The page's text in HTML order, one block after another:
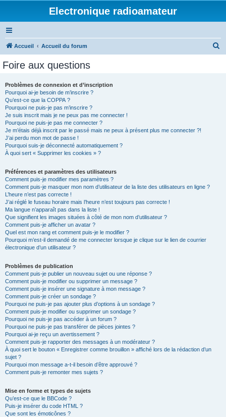
Electronique radioamateur
Accueil Accueil du forum
Foire aux questions
Problèmes de connexion et d’inscription
Pourquoi ai-je besoin de m’inscrire ?
Qu’est-ce que la COPPA ?
Pourquoi ne puis-je pas m’inscrire ?
Je suis inscrit mais je ne peux pas me connecter !
Pourquoi ne puis-je pas me connecter ?
Je m’étais déjà inscrit par le passé mais ne peux à présent plus me connecter ?!
J’ai perdu mon mot de passe !
Pourquoi suis-je déconnecté automatiquement ?
À quoi sert « Supprimer les cookies » ?
Préférences et paramètres des utilisateurs
Comment puis-je modifier mes paramètres ?
Comment puis-je masquer mon nom d’utilisateur de la liste des utilisateurs en ligne ?
L’heure n’est pas correcte !
J’ai réglé le fuseau horaire mais l’heure n’est toujours pas correcte !
Ma langue n’apparaît pas dans la liste !
Que signifient les images situées à côté de mon nom d’utilisateur ?
Comment puis-je afficher un avatar ?
Quel est mon rang et comment puis-je le modifier ?
Pourquoi m’est-il demandé de me connecter lorsque je clique sur le lien de courrier
électronique d’un utilisateur ?
Problèmes de publication
Comment puis-je publier un nouveau sujet ou une réponse ?
Comment puis-je modifier ou supprimer un message ?
Comment puis-je insérer une signature à mon message ?
Comment puis-je créer un sondage ?
Pourquoi ne puis-je pas ajouter plus d’options à un sondage ?
Comment puis-je modifier ou supprimer un sondage ?
Pourquoi ne puis-je pas accéder à un forum ?
Pourquoi ne puis-je pas transférer de pièces jointes ?
Pourquoi ai-je reçu un avertissement ?
Comment puis-je rapporter des messages à un modérateur ?
À quoi sert le bouton « Enregistrer comme brouillon » affiché lors de la rédaction d’un
sujet ?
Pourquoi mon message a-t-il besoin d’être approuvé ?
Comment puis-je remonter mes sujets ?
Mise en forme et types de sujets
Qu’est-ce que le BBCode ?
Puis-je insérer du code HTML ?
Que sont les émoticônes ?